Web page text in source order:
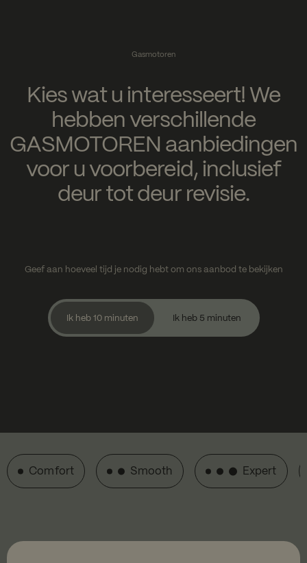
Gasmotoren
Kies wat u interesseert! We
hebben verschillende
GASMOTOREN aanbiedingen
voor u voorbereid, inclusief
deur tot deur revisie.
Geef aan hoeveel tijd je nodig hebt om ons aanbod te bekijken
Ik heb 10 minuten Ik heb 5 minuten
Comfort Smooth Expert